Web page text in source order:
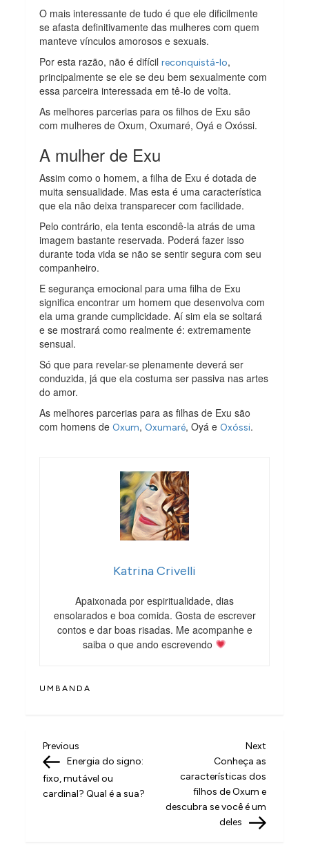
O mais interessante de tudo é que ele dificilmente
se afasta definitivamente das mulheres com quem
manteve vínculos amorosos e sexuais.
Por esta razão, não é difícilreconquistá-lo,
principalmente se ele se deu bem sexualmente com
essa parceira interessada em tê-lo de volta.
As melhores parcerias para os filhos de Exu são
com mulheres de Oxum, Oxumaré, Oyá e Oxóssi.
A mulher de Exu
Assim como o homem, a filha de Exu é dotada de
muita sensualidade. Mas esta é uma característica
que ela não deixa transparecer com facilidade.
Pelo contrário, ela tenta escondê-la atrás de uma
imagem bastante reservada. Poderá fazer isso
durante toda vida se não se sentir segura com seu
companheiro.
E segurança emocional para uma filha de Exu
significa encontrar um homem que desenvolva com
ela uma grande cumplicidade. Aí sim ela se soltará
e se mostrará como realmente é: extremamente
sensual.
Só que para revelar-se plenamente deverá ser
conduzida, já que ela costuma ser passiva nas artes
do amor.
As melhores parcerias para as filhas de Exu são
com homens de Oxum, Oxumaré, Oyá e Oxóssi.
Katrina Crivelli
Apaixonada por espiritualidade, dias
ensolarados e boa comida. Gosta de escrever
contos e dar boas risadas. Me acompanhe e
saiba o que ando escrevendo
UMBANDA
N
a
v
Previous
Post
Previous
Energia do signo:
fixo, mutável ou
cardinal? Qual é a sua?
Next
Post
Next
Conheça as
características dos
filhos de Oxum e
descubra se você é um
deles